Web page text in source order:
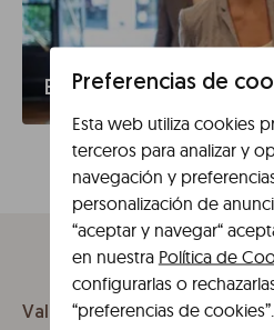
Empresas
Valencia
Preferencias de
Esta web utiliza cookies
terceros para analizar y
navegación y
personalización de
“aceptar y navegar“
en nuestra Política de
configurarlas o
“preferencias de cookies”.